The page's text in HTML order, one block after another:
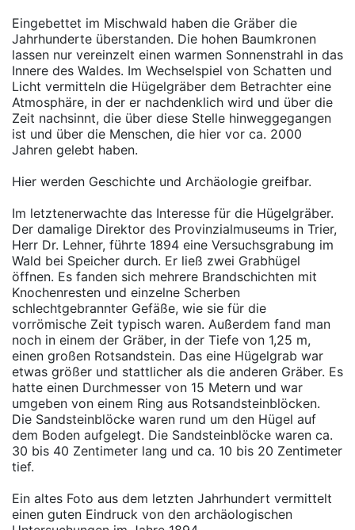
Eingebettet im Mischwald haben die Gräber die
Jahrhunderte überstanden. Die hohen Baumkronen
lassen nur vereinzelt einen warmen Sonnenstrahl in das
Innere des Waldes. Im Wechselspiel von Schatten und
Licht vermitteln die Hügelgräber dem Betrachter eine
Atmosphäre, in der er nachdenklich wird und über die
Zeit nachsinnt, die über diese Stelle hinweggegangen
ist und über die Menschen, die hier vor ca. 2000
Jahren gelebt haben.
Hier werden Geschichte und Archäologie greifbar.
Im letztenerwachte das Interesse für die Hügelgräber.
Der damalige Direktor des Provinzialmuseums in Trier,
Herr Dr. Lehner, führte 1894 eine Versuchsgrabung im
Wald bei Speicher durch. Er ließ zwei Grabhügel
öffnen. Es fanden sich mehrere Brandschichten mit
Knochenresten und einzelne Scherben
schlechtgebrannter Gefäße, wie sie für die
vorrömische Zeit typisch waren. Außerdem fand man
noch in einem der Gräber, in der Tiefe von 1,25 m,
einen großen Rotsandstein. Das eine Hügelgrab war
etwas größer und stattlicher als die anderen Gräber. Es
hatte einen Durchmesser von 15 Metern und war
umgeben von einem Ring aus Rotsandsteinblöcken.
Die Sandsteinblöcke waren rund um den Hügel auf
dem Boden aufgelegt. Die Sandsteinblöcke waren ca.
30 bis 40 Zentimeter lang und ca. 10 bis 20 Zentimeter
tief.
Ein altes Foto aus dem letzten Jahrhundert vermittelt
einen guten Eindruck von den archäologischen